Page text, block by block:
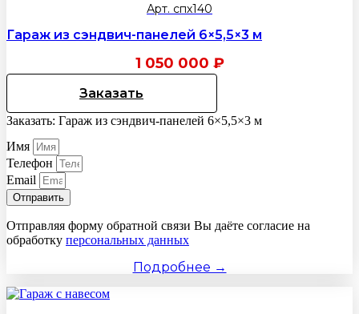
Арт. спх140
Гараж из сэндвич-панелей 6×5,5×3 м
1 050 000 ₽
Заказать
Заказать: Гараж из сэндвич-панелей 6×5,5×3 м
Имя
Телефон
Email
Отправить
Отправляя форму обратной связи Вы даёте согласие на
обработку персональных данных
Подробнее →